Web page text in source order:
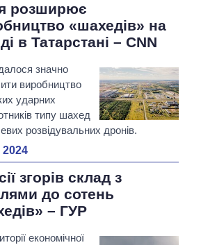
розширює
«шахедів» на
в Татарстані – CNN
значно
виробництво
ударних
типу шахед
розвідувальних дронів.
2024
згорів склад з
до сотень
– ГУР
економічної